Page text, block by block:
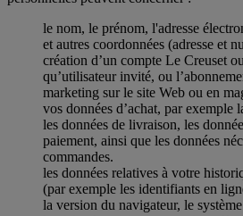
le nom, le prénom, l'adresse
et autres coordonnées (adresse et
création d’un compte Le Creuset
qu’utilisateur invité, ou
marketing sur le site Web ou en
vos données d’achat, par exemple
les données de livraison, les
paiement, ainsi que les données
commandes.
les données relatives à votre
(par exemple les identifiants en
la version du navigateur, le